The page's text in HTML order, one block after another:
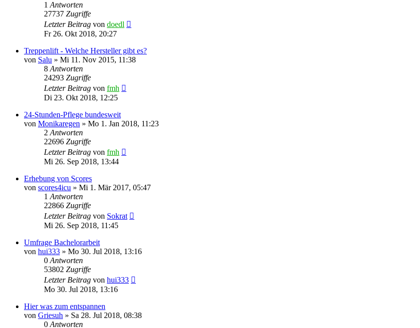
1 Antworten
27737 Zugriffe
Letzter Beitrag von doedl
Fr 26. Okt 2018, 20:27
Treppenlift - Welche Hersteller gibt es?
von Salu » Mi 11. Nov 2015, 11:38
8 Antworten
24293 Zugriffe
Letzter Beitrag von fmh
Di 23. Okt 2018, 12:25
24-Stunden-Pflege bundesweit
von Monikaregen » Mo 1. Jan 2018, 11:23
2 Antworten
22696 Zugriffe
Letzter Beitrag von fmh
Mi 26. Sep 2018, 13:44
Erhebung von Scores
von scores4icu » Mi 1. Mär 2017, 05:47
1 Antworten
22866 Zugriffe
Letzter Beitrag von Sokrat
Mi 26. Sep 2018, 11:45
Umfrage Bachelorarbeit
von hui333 » Mo 30. Jul 2018, 13:16
0 Antworten
53802 Zugriffe
Letzter Beitrag von hui333
Mo 30. Jul 2018, 13:16
Hier was zum entspannen
von Griesuh » Sa 28. Jul 2018, 08:38
0 Antworten